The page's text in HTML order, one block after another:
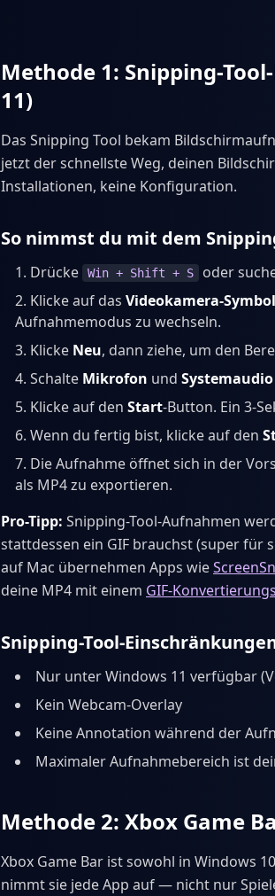
Methode 1: Snipping-
11)
Das Snipping Tool bekam
jetzt der schnellste Weg, deinen
Installationen, keine Konfiguration.
So nimmst du mit dem
Drücke Win + Shift + S oder
Klicke auf das Videokamera-Symbol
Aufnahmemodus zu wechseln.
Klicke Neu, dann ziehe, um den
Schalte Mikrofon und Systemaudio
Klicke auf den Start-Button. Ein 3-
Wenn du fertig bist, klicke auf den
Die Aufnahme öffnet sich in der
als MP4 zu exportieren.
Pro-Tipp: Snipping-Tool-Aufnahmen
stattdessen ein GIF brauchst (super für
auf Mac übernehmen Apps wie
deine MP4 mit einem GIF-
Snipping-Tool-
Nur unter Windows 11 verfügbar
Kein Webcam-Overlay
Keine Annotation während der
Maximaler Aufnahmebereich ist
Methode 2: Xbox Game
Xbox Game Bar ist sowohl in Windows
nimmt sie jede App auf — nicht nur